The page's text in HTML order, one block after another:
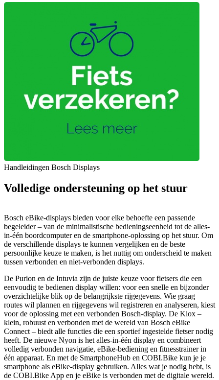
Handleidingen Bosch Displays
Volledige ondersteuning op het stuur
Bosch eBike-displays bieden voor elke behoefte een passende
begeleider – van de minimalistische bedieningseenheid tot de alles-
in-één boordcomputer en de smartphone-oplossing op het stuur. Om
de verschillende displays te kunnen vergelijken en de beste
persoonlijke keuze te maken, is het nuttig om onderscheid te maken
tussen verbonden en niet-verbonden displays.
De Purion en de Intuvia zijn de juiste keuze voor fietsers die een
eenvoudig te bedienen display willen: voor een snelle en bijzonder
overzichtelijke blik op de belangrijkste rijgegevens. Wie graag
routes wil plannen en rijgegevens wil registreren en analyseren, kiest
voor de oplossing met een verbonden Bosch-display. De Kiox –
klein, robuust en verbonden met de wereld van Bosch eBike
Connect – biedt alle functies die een sportief ingestelde fietser nodig
heeft. De nieuwe Nyon is het alles-in-één display en combineert
volledig verbonden navigatie, eBike-bediening en fitnesstrainer in
één apparaat. En met de SmartphoneHub en COBI.Bike kun je je
smartphone als eBike-display gebruiken. Alles wat je nodig hebt, is
de COBI.Bike App en je eBike is verbonden met de digitale wereld.